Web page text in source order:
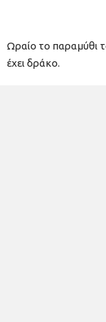
Ωραίο το παραμύθι
έχει δράκο.